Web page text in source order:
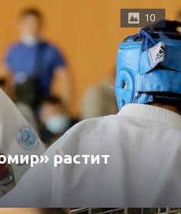
10
растит